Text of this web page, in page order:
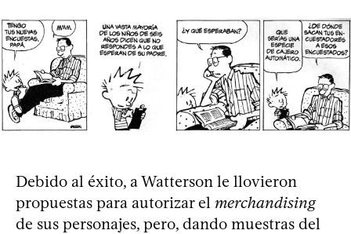
Debido al éxito, a Watterson le llovieron
propuestas para autorizar el merchandising
de sus personajes, pero, dando muestras del